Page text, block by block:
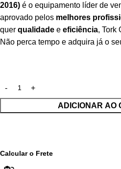
2016) é o equipamento líder de
aprovado pelos melhores
quer qualidade e eficiência, Tork
Não perca tempo e adquira já o
ADICIONAR AO
Calcular o Frete